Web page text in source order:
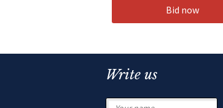
Bid now
Write us